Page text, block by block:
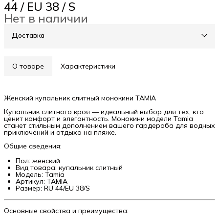
44 / EU 38 / S
Нет в наличии
Доставка
О товаре Характеристики
Женский купальник слитный монокини TAMIA
Купальник слитного кроя — идеальный выбор для тех, кто
ценит комфорт и элегантность. Монокини модели Tamia
станет стильным дополнением вашего гардероба для водных
приключений и отдыха на пляже.
Общие сведения:
Пол: женский
Вид товара: купальник слитный
Модель: Tamia
Артикул: TAMIA
Размер: RU 44/EU 38/S
Основные свойства и преимущества: